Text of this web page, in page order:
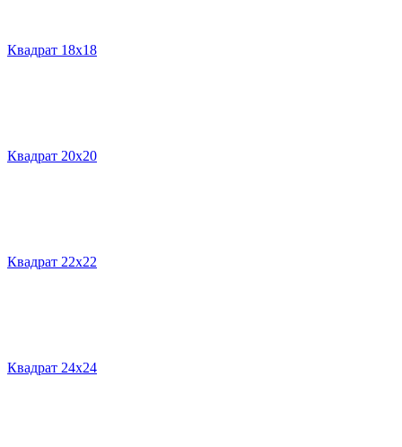
Квадрат 18х18
Квадрат 20х20
Квадрат 22х22
Квадрат 24х24